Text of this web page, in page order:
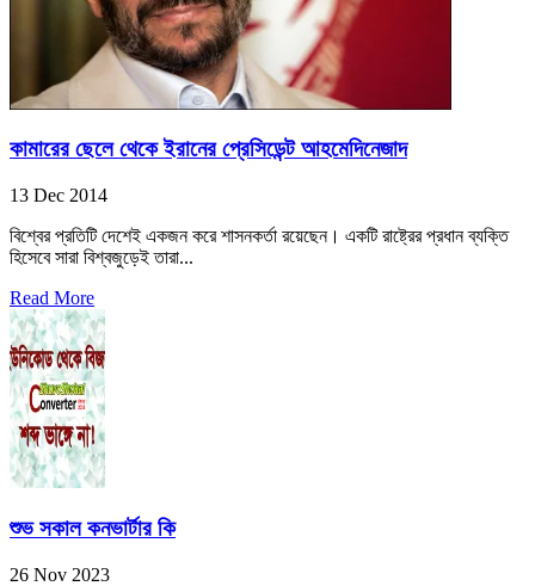
কামারের ছেলে থেকে ইরানের প্রেসিডেন্ট আহমেদিনেজাদ
13 Dec 2014
বিশ্বের প্রতিটি দেশেই একজন করে শাসনকর্তা রয়েছেন। একটি রাষ্ট্রের প্রধান ব্যক্তি
হিসেবে সারা বিশ্বজুড়েই তারা...
Read More
শুভ সকাল কনভার্টার কি
26 Nov 2023